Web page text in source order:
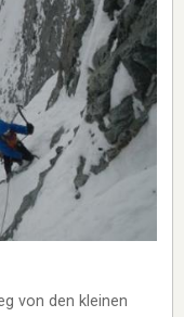
von den kleinen